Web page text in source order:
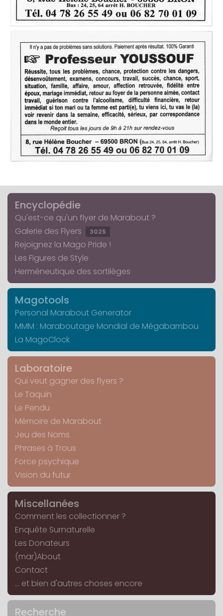
Encyclopédie
Qu'est-ce qu'un flyer de Marabout ?
Galerie des Flyers
3025
Rejoignez la Mago Pride !
Les Figures de Style
Herméneutique des sortilèges
Magotools
Personal Marabout Generator
MMM : Maraboutage Mondial de Mégabambou
La MagoClock
Laboratoire
Qui veut gagner des flyers ?
Le Taquin
Le Pendu
Mémoire de Marabout
Jeu des Noms
Phrases à Trous
Force psychique
Vision du futur
Miscellanées
Comment les collectionner ?
Enquête Surnaturelle
Les Donateurs
(mar)About
Contact
... et bien d'autres choses encore
Recherche